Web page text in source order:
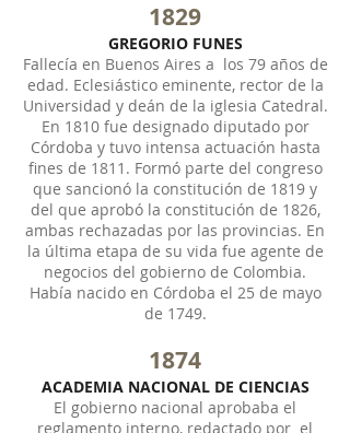
1829
GREGORIO FUNES
Fallecía en Buenos Aires a los 79 años de
edad. Eclesiástico eminente, rector de la
Universidad y deán de la iglesia Catedral.
En 1810 fue designado diputado por
Córdoba y tuvo intensa actuación hasta
fines de 1811. Formó parte del congreso
que sancionó la constitución de 1819 y
del que aprobó la constitución de 1826,
ambas rechazadas por las provincias. En
la última etapa de su vida fue agente de
negocios del gobierno de Colombia.
Había nacido en Córdoba el 25 de mayo
de 1749.
1874
ACADEMIA NACIONAL DE CIENCIAS
El gobierno nacional aprobaba el
reglamento interno, redactado por el